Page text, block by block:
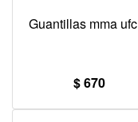
Guantillas mma ufc
$ 670